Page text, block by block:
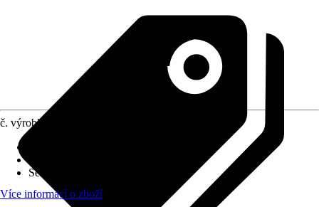
č. výrobku
Série
Více informací o zboží